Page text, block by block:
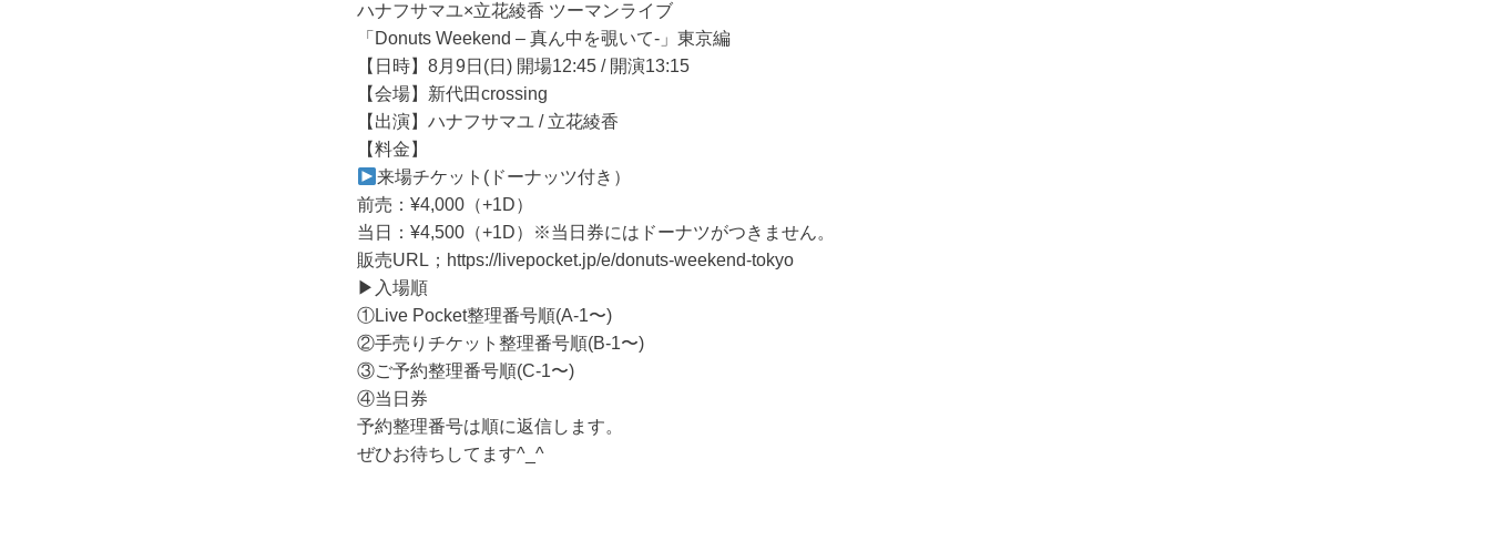
ハナフサマユ×立花綾香 ツーマンライブ
「Donuts Weekend – 真ん中を覗いて-」東京編
【日時】8月9日(日) 開場12:45 / 開演13:15
【会場】新代田crossing
【出演】ハナフサマユ / 立花綾香
【料金】
来場チケット(ドーナッツ付き）
前売：¥4,000（+1D）
当日：¥4,500（+1D）※当日券にはドーナツがつきません。
販売URL； https://livepocket.jp/e/donuts-weekend-tokyo
▶︎入場順
①Live Pocket整理番号順(A-1〜)
②手売りチケット整理番号順(B-1〜)
③ご予約整理番号順(C-1〜)
④当日券
予約整理番号は順に返信します。
ぜひお待ちしてます^_^